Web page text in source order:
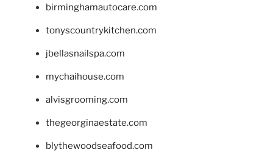
birminghamautocare.com
tonyscountrykitchen.com
jbellasnailspa.com
mychaihouse.com
alvisgrooming.com
thegeorginaestate.com
blythewoodseafood.com